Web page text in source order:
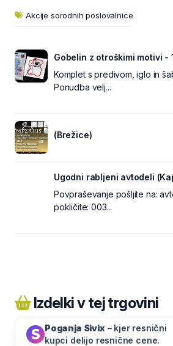
Akcije sorodnih poslovalnice
Gobelin z otroškimi motivi -
Komplet s predivom, iglo in
Ponudba velj...
(Brežice)
Ugodni rabljeni avtodeli
Povpraševanje pošljite na:
pokličite: 003...
Izdelki v tej trgovini
Poganja Sivix – kjer resnični
kupci delijo resnične cene.